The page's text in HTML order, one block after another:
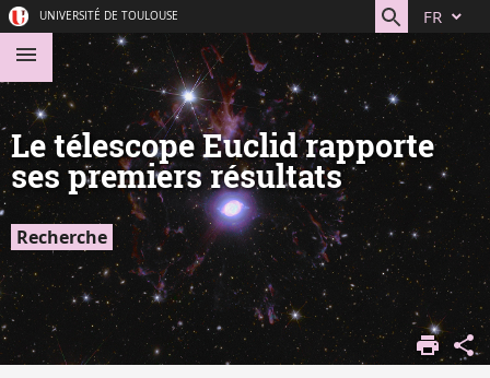
au
contenu
directs
UNIVERSITÉ DE TOULOUSE FR
Le télescope Euclid rapporte
ses premiers résultats
Recherche
ACCUEIL
DÉCOUVRIR